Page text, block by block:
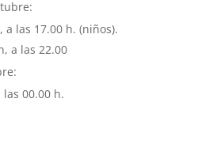
a las 17.00 h. (niños).
a las 22.00
00.00 h.